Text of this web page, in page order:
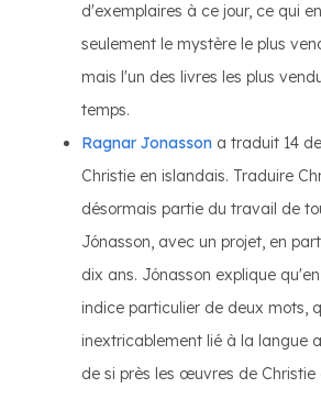
d'exemplaires à ce jour, ce qui
seulement le mystère le plus
mais l'un des livres les plus
temps.
Ragnar Jonasson a traduit 14
Christie en islandais. Traduire
désormais partie du travail de
Jónasson, avec un projet, en
dix ans. Jónasson explique
indice particulier de deux mots,
inextricablement lié à la langue
de si près les œuvres de